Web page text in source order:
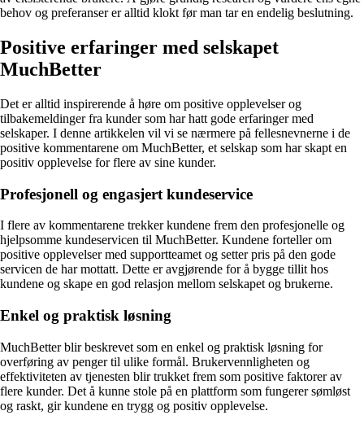
behov og preferanser er alltid klokt før man tar en endelig beslutning.
Positive erfaringer med selskapet
MuchBetter
Det er alltid inspirerende å høre om positive opplevelser og
tilbakemeldinger fra kunder som har hatt gode erfaringer med
selskaper. I denne artikkelen vil vi se nærmere på fellesnevnerne i de
positive kommentarene om MuchBetter, et selskap som har skapt en
positiv opplevelse for flere av sine kunder.
Profesjonell og engasjert kundeservice
I flere av kommentarene trekker kundene frem den profesjonelle og
hjelpsomme kundeservicen til MuchBetter. Kundene forteller om
positive opplevelser med supportteamet og setter pris på den gode
servicen de har mottatt. Dette er avgjørende for å bygge tillit hos
kundene og skape en god relasjon mellom selskapet og brukerne.
Enkel og praktisk løsning
MuchBetter blir beskrevet som en enkel og praktisk løsning for
overføring av penger til ulike formål. Brukervennligheten og
effektiviteten av tjenesten blir trukket frem som positive faktorer av
flere kunder. Det å kunne stole på en plattform som fungerer sømløst
og raskt, gir kundene en trygg og positiv opplevelse.